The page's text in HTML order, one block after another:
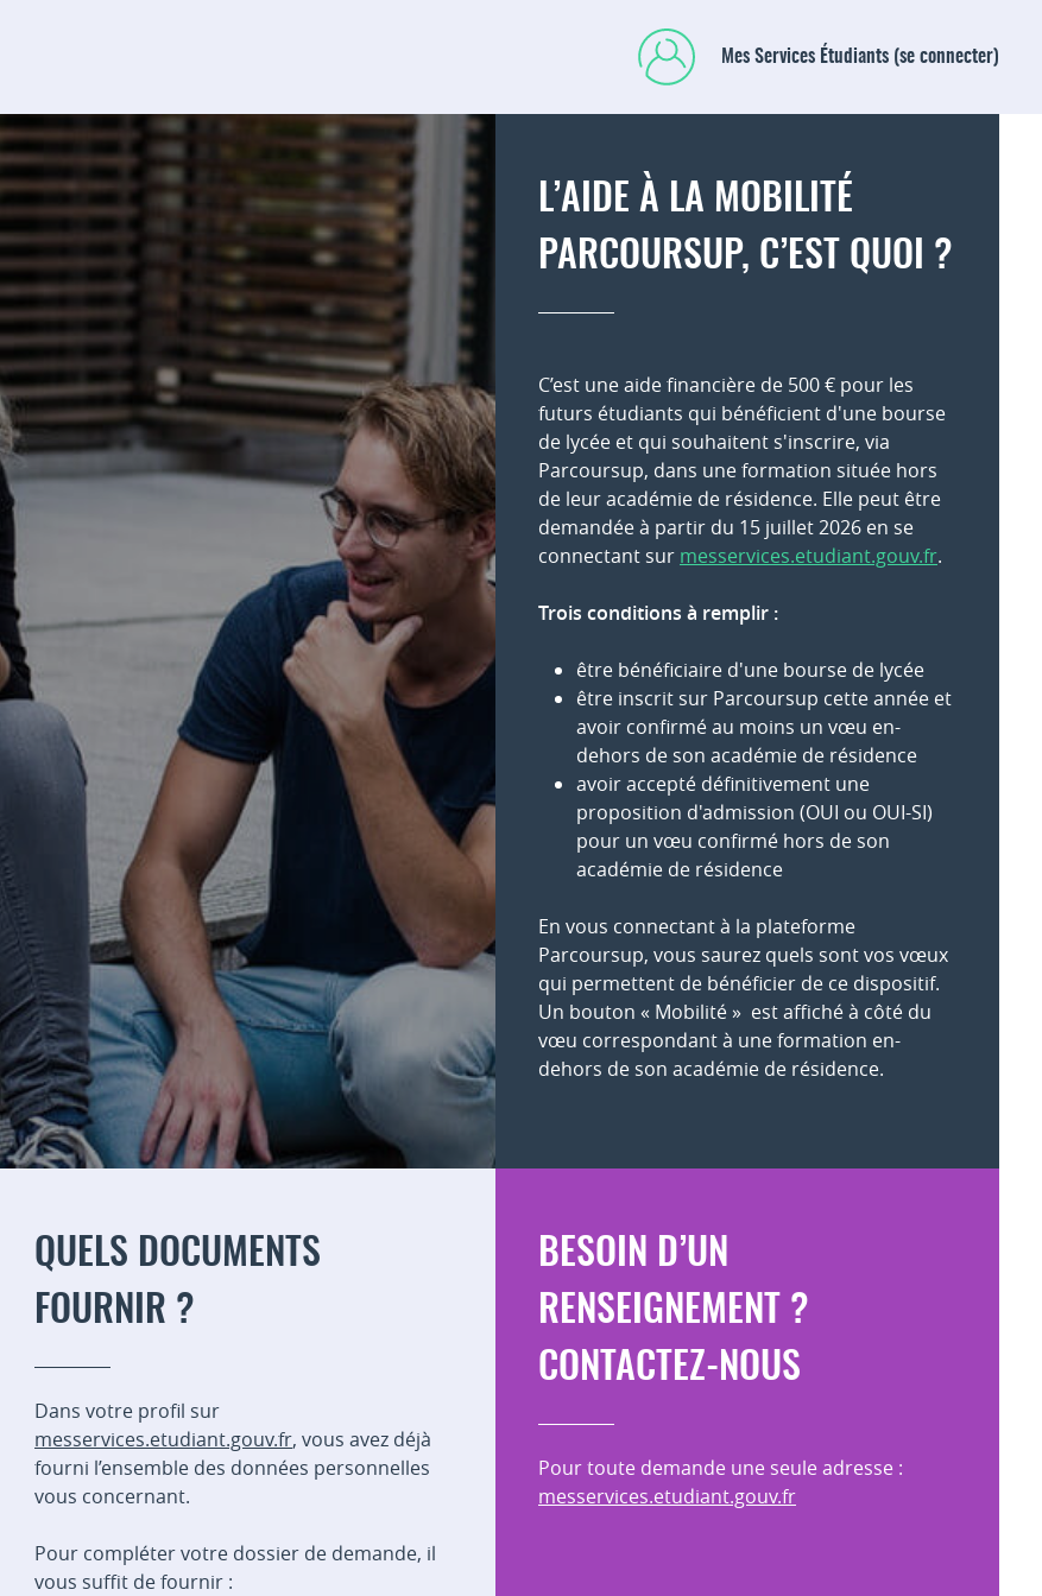
Mes Services Étudiants (se connecter)
L’AIDE À LA MOBILITÉ
PARCOURSUP, C’EST QUOI ?
C’est une aide financière de 500 € pour les
futurs étudiants qui bénéficient d'une bourse
de lycée et qui souhaitent s'inscrire, via
Parcoursup, dans une formation située hors
de leur académie de résidence. Elle peut être
demandée à partir du 15 juillet 2026 en se
connectant sur messervices.etudiant.gouv.fr.
Trois conditions à remplir :
être bénéficiaire d'une bourse de lycée
être inscrit sur Parcoursup cette année et
avoir confirmé au moins un vœu en-
dehors de son académie de résidence
avoir accepté définitivement une
proposition d'admission (OUI ou OUI-SI)
pour un vœu confirmé hors de son
académie de résidence
En vous connectant à la plateforme
Parcoursup, vous saurez quels sont vos vœux
qui permettent de bénéficier de ce dispositif.
Un bouton « Mobilité » est affiché à côté du
vœu correspondant à une formation en-
dehors de son académie de résidence.
QUELS DOCUMENTS
FOURNIR ?
Dans votre profil sur
messervices.etudiant.gouv.fr, vous avez déjà
fourni l’ensemble des données personnelles
vous concernant.
Pour compléter votre dossier de demande, il
vous suffit de fournir :
BESOIN D’UN
RENSEIGNEMENT ?
CONTACTEZ-NOUS
Pour toute demande une seule adresse :
messervices.etudiant.gouv.fr